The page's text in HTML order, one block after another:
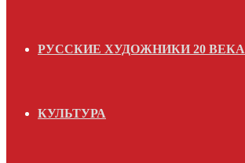
РУССКИЕ ХУДОЖНИКИ 20 ВЕКА
КУЛЬТУРА